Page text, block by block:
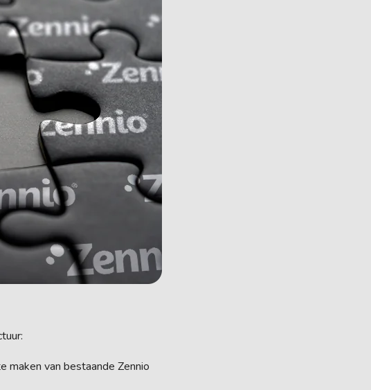
maken van bestaande Zennio